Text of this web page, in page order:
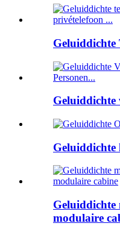
Geluiddichte
Geluiddichte
Geluiddichte
Geluiddichte
modulaire